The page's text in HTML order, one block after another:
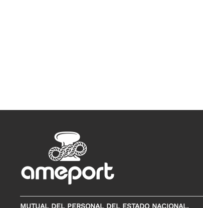
MUTUAL DEL PERSONAL DEL ESTADO NACIONAL,